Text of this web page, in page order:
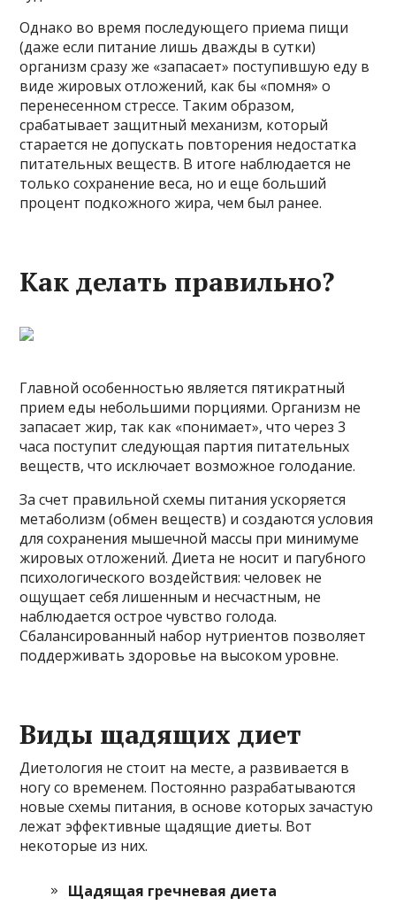
Однако во время последующего приема пищи
(даже если питание лишь дважды в сутки)
организм сразу же «запасает» поступившую еду в
виде жировых отложений, как бы «помня» о
перенесенном стрессе. Таким образом,
срабатывает защитный механизм, который
старается не допускать повторения недостатка
питательных веществ. В итоге наблюдается не
только сохранение веса, но и еще больший
процент подкожного жира, чем был ранее.
Как делать правильно?
Главной особенностью является пятикратный
прием еды небольшими порциями. Организм не
запасает жир, так как «понимает», что через 3
часа поступит следующая партия питательных
веществ, что исключает возможное голодание.
За счет правильной схемы питания ускоряется
метаболизм (обмен веществ) и создаются условия
для сохранения мышечной массы при минимуме
жировых отложений. Диета не носит и пагубного
психологического воздействия: человек не
ощущает себя лишенным и несчастным, не
наблюдается острое чувство голода.
Сбалансированный набор нутриентов позволяет
поддерживать здоровье на высоком уровне.
Виды щадящих диет
Диетология не стоит на месте, а развивается в
ногу со временем. Постоянно разрабатываются
новые схемы питания, в основе которых зачастую
лежат эффективные щадящие диеты. Вот
некоторые из них.
Щадящая гречневая диета